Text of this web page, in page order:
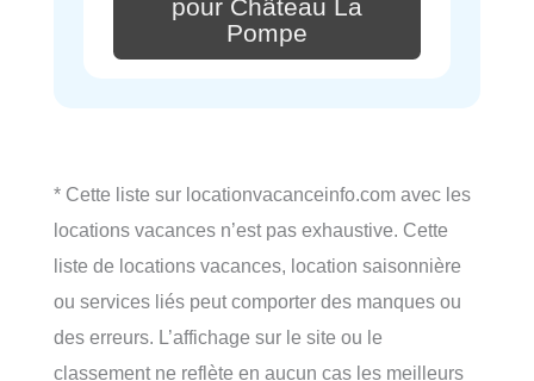
pour Château La
Pompe
* Cette liste sur locationvacanceinfo.com avec les
locations vacances n’est pas exhaustive. Cette
liste de locations vacances, location saisonnière
ou services liés peut comporter des manques ou
des erreurs. L’affichage sur le site ou le
classement ne reflète en aucun cas les meilleurs